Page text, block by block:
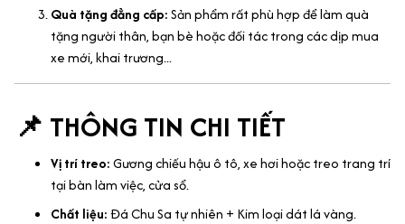
Quà tặng đẳng cấp:Sản phẩm rất phù hợp để làm quà
tặng người thân, bạn bè hoặc đối tác trong các dịp mua
xe mới, khai trương...
📌 THÔNG TIN CHI TIẾT
Vị trí treo:Gương chiếu hậu ô tô, xe hơi hoặc treo trang trí
tại bàn làm việc, cửa sổ.
Chất liệu:Đá Chu Sa tự nhiên + Kim loại dát lá vàng.